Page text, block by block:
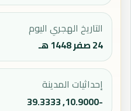
التاريخ الهجري اليوم
24 صفر 1448 هـ
إحداثيات المدينة
-10.9000, 39.3333